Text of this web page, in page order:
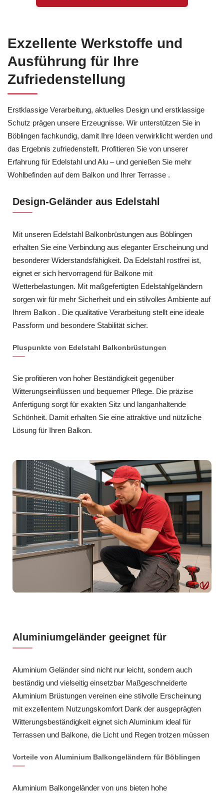
Exzellente Werkstoffe und
Ausführung für Ihre
Zufriedenstellung
Erstklassige Verarbeitung, aktuelles Design und erstklassige
Schutz prägen unsere Erzeugnisse. Wir unterstützen Sie in
Böblingen fachkundig, damit Ihre Ideen verwirklicht werden und
das Ergebnis zufriedenstellt. Profitieren Sie von unserer
Erfahrung für Edelstahl und Alu – und genießen Sie mehr
Wohlbefinden auf dem Balkon und Ihrer Terrasse .
Design-Geländer aus Edelstahl
Mit unseren Edelstahl Balkonbrüstungen aus Böblingen
erhalten Sie eine Verbindung aus eleganter Erscheinung und
besonderer Widerstandsfähigkeit. Da Edelstahl rostfrei ist,
eignet er sich hervorragend für Balkone mit
Wetterbelastungen. Mit maßgefertigten Edelstahlgeländern
sorgen wir für mehr Sicherheit und ein stilvolles Ambiente auf
Ihrem Balkon . Die qualitative Verarbeitung stellt eine ideale
Passform und besondere Stabilität sicher.
Pluspunkte von Edelstahl Balkonbrüstungen
Sie profitieren von hoher Beständigkeit gegenüber
Witterungseinflüssen und bequemer Pflege. Die präzise
Anfertigung sorgt für exakten Sitz und langanhaltende
Schönheit. Damit erhalten Sie eine attraktive und nützliche
Lösung für Ihren Balkon.
Aluminiumgeländer geeignet für
Aluminium Geländer sind nicht nur leicht, sondern auch
beständig und vielseitig einsetzbar Maßgeschneiderte
Aluminium Brüstungen vereinen eine stilvolle Erscheinung
mit exzellentem Nutzungskomfort Dank der ausgeprägten
Witterungsbeständigkeit eignet sich Aluminium ideal für
Terrassen und Balkone, die Licht und Regen trotzen müssen
Vorteile von Aluminium Balkongeländern für Böblingen
Aluminium Balkongeländer von uns bieten hohe